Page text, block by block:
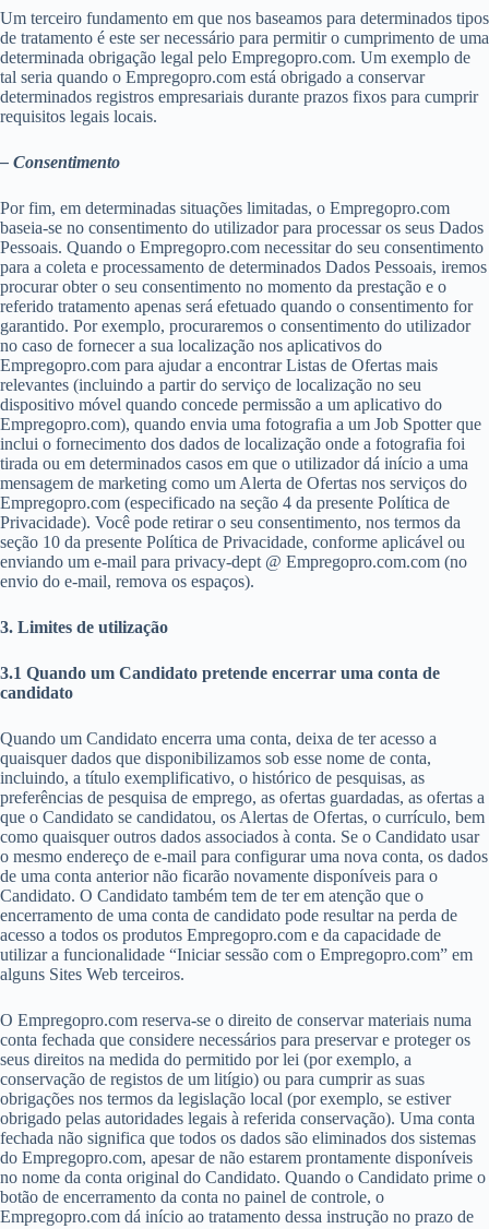
Um terceiro fundamento em que nos baseamos para determinados tipos
de tratamento é este ser necessário para permitir o cumprimento de uma
determinada obrigação legal pelo Empregopro.com. Um exemplo de
tal seria quando o Empregopro.com está obrigado a conservar
determinados registros empresariais durante prazos fixos para cumprir
requisitos legais locais.
– Consentimento
Por fim, em determinadas situações limitadas, o Empregopro.com
baseia-se no consentimento do utilizador para processar os seus Dados
Pessoais. Quando o Empregopro.com necessitar do seu consentimento
para a coleta e processamento de determinados Dados Pessoais, iremos
procurar obter o seu consentimento no momento da prestação e o
referido tratamento apenas será efetuado quando o consentimento for
garantido. Por exemplo, procuraremos o consentimento do utilizador
no caso de fornecer a sua localização nos aplicativos do
Empregopro.com para ajudar a encontrar Listas de Ofertas mais
relevantes (incluindo a partir do serviço de localização no seu
dispositivo móvel quando concede permissão a um aplicativo do
Empregopro.com), quando envia uma fotografia a um Job Spotter que
inclui o fornecimento dos dados de localização onde a fotografia foi
tirada ou em determinados casos em que o utilizador dá início a uma
mensagem de marketing como um Alerta de Ofertas nos serviços do
Empregopro.com (especificado na seção 4 da presente Política de
Privacidade). Você pode retirar o seu consentimento, nos termos da
seção 10 da presente Política de Privacidade, conforme aplicável ou
enviando um e-mail para privacy-dept @ Empregopro.com.com (no
envio do e-mail, remova os espaços).
3. Limites de utilização
3.1 Quando um Candidato pretende encerrar uma conta de
candidato
Quando um Candidato encerra uma conta, deixa de ter acesso a
quaisquer dados que disponibilizamos sob esse nome de conta,
incluindo, a título exemplificativo, o histórico de pesquisas, as
preferências de pesquisa de emprego, as ofertas guardadas, as ofertas a
que o Candidato se candidatou, os Alertas de Ofertas, o currículo, bem
como quaisquer outros dados associados à conta. Se o Candidato usar
o mesmo endereço de e-mail para configurar uma nova conta, os dados
de uma conta anterior não ficarão novamente disponíveis para o
Candidato. O Candidato também tem de ter em atenção que o
encerramento de uma conta de candidato pode resultar na perda de
acesso a todos os produtos Empregopro.com e da capacidade de
utilizar a funcionalidade “Iniciar sessão com o Empregopro.com” em
alguns Sites Web terceiros.
O Empregopro.com reserva-se o direito de conservar materiais numa
conta fechada que considere necessários para preservar e proteger os
seus direitos na medida do permitido por lei (por exemplo, a
conservação de registos de um litígio) ou para cumprir as suas
obrigações nos termos da legislação local (por exemplo, se estiver
obrigado pelas autoridades legais à referida conservação). Uma conta
fechada não significa que todos os dados são eliminados dos sistemas
do Empregopro.com, apesar de não estarem prontamente disponíveis
no nome da conta original do Candidato. Quando o Candidato prime o
botão de encerramento da conta no painel de controle, o
Empregopro.com dá início ao tratamento dessa instrução no prazo de